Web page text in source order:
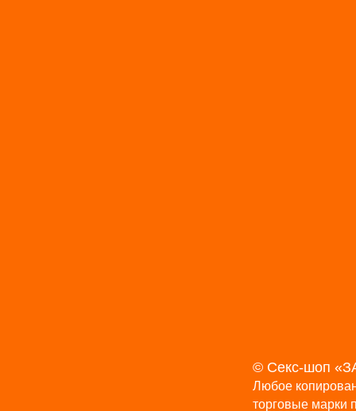
© Cекс-шоп
Любое
торговые марки